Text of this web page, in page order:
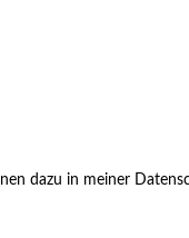
dazu in meiner